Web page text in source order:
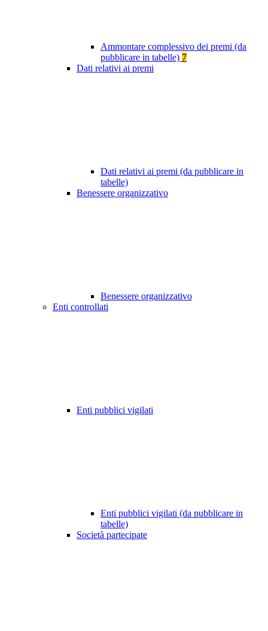
Ammontare complessivo dei premi (da
pubblicare in tabelle) 7
Dati relativi ai premi
Dati relativi ai premi (da pubblicare in
tabelle)
Benessere organizzativo
Benessere organizzativo
Enti controllati
Enti pubblici vigilati
Enti pubblici vigilati (da pubblicare in
tabelle)
Società partecipate